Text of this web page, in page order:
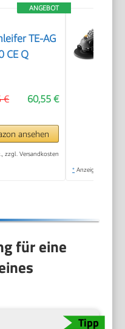
ANGEBOT
TE-AG
CE Q
60,55 €
€
ansehen
zzgl. Versandkosten
* Anzeige
für eine